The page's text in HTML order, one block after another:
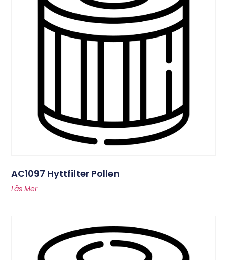
AC1097 Hyttfilter Pollen
Läs Mer